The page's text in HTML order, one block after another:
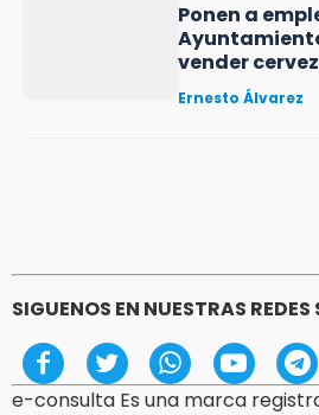
Ponen a
vender
Ernesto Álvarez
SIGUENOS EN NUESTRAS REDES
e-consulta Es una marca